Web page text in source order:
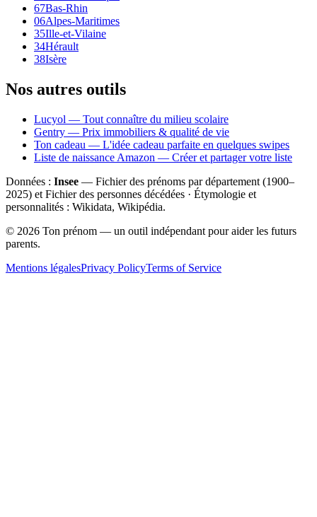
67Bas-Rhin
06Alpes-Maritimes
35Ille-et-Vilaine
34Hérault
38Isère
Nos autres outils
Lucyol — Tout connaître du milieu scolaire
Gentry — Prix immobiliers & qualité de vie
Ton cadeau — L'idée cadeau parfaite en quelques swipes
Liste de naissance Amazon — Créer et partager votre liste
Données : Insee — Fichier des prénoms par département (1900–
2025) et Fichier des personnes décédées · Étymologie et
personnalités : Wikidata, Wikipédia.
© 2026 Ton prénom — un outil indépendant pour aider les futurs
parents.
Mentions légalesPrivacy PolicyTerms of Service